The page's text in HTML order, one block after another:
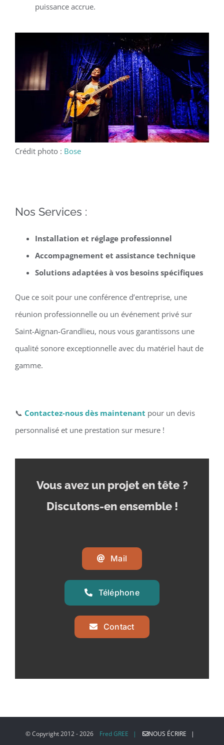
puissance accrue.
Crédit photo : Bose
Nos Services :
Installation et réglage professionnel
Accompagnement et assistance technique
Solutions adaptées à vos besoins spécifiques
Que ce soit pour une conférence d’entreprise, une
réunion professionnelle ou un événement privé sur
Saint-Aignan-Grandlieu, nous vous garantissons une
qualité sonore exceptionnelle avec du matériel haut de
gamme.
📞 Contactez-nous dès maintenant pour un devis
personnalisé et une prestation sur mesure !
Vous avez un projet en tête ?
Discutons-en ensemble !
Mail
Téléphone
Contact
© Copyright 2012 -2026 Fred GREE |
NOUS ÉCRIRE |